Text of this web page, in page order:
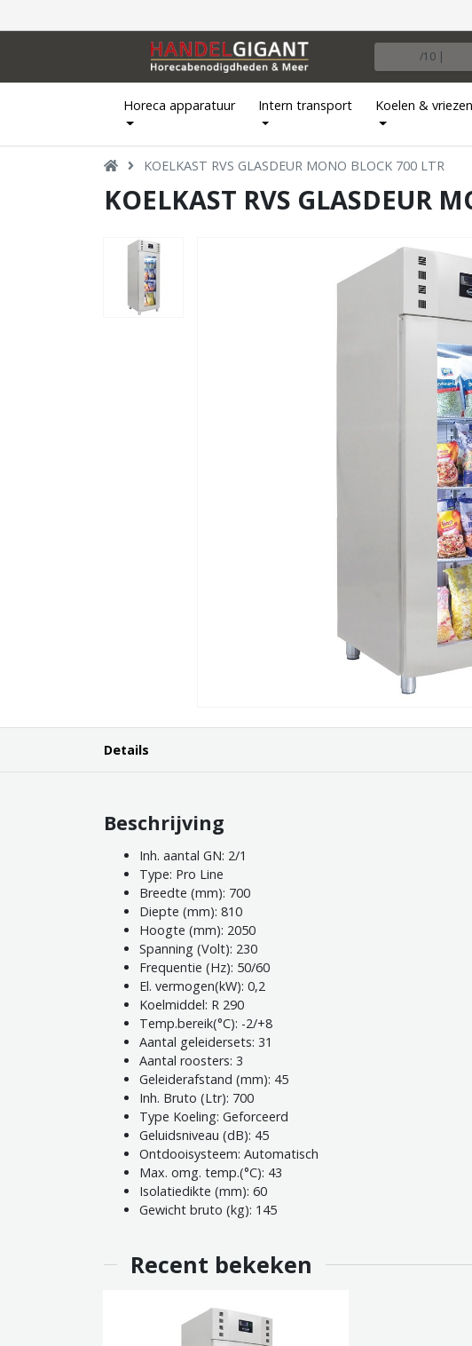
/10 |
Horeca apparatuur Intern transport Koelen & vriezen
KOELKAST RVS GLASDEUR MONO BLOCK 700 LTR
KOELKAST RVS GLASDEUR
Details
Beschrijving
Inh. aantal GN: 2/1
Type: Pro Line
Breedte (mm): 700
Diepte (mm): 810
Hoogte (mm): 2050
Spanning (Volt): 230
Frequentie (Hz): 50/60
El. vermogen(kW): 0,2
Koelmiddel: R 290
Temp.bereik(°C): -2/+8
Aantal geleidersets: 31
Aantal roosters: 3
Geleiderafstand (mm): 45
Inh. Bruto (Ltr): 700
Type Koeling: Geforceerd
Geluidsniveau (dB): 45
Ontdooisysteem: Automatisch
Max. omg. temp.(°C): 43
Isolatiedikte (mm): 60
Gewicht bruto (kg): 145
Recent bekeken